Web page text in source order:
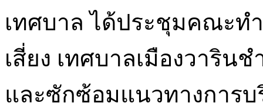
เทศบาล ได้ประชุมคณะท
เสี่ยง เทศบาลเมืองวาริน
และซักซ้อมแนวทางการบ